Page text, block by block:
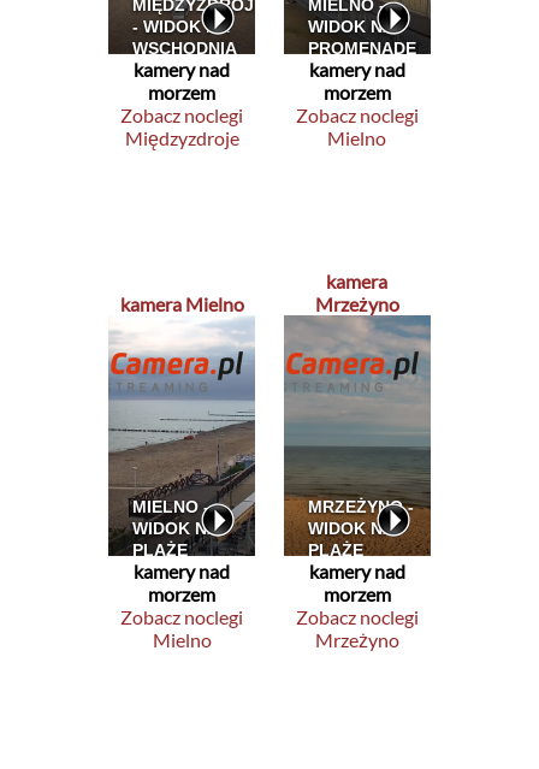
kamery nad
morzem
Zobacz noclegi
Międzyzdroje
kamery nad
morzem
Zobacz noclegi
Mielno
kamera Mielno
kamery nad
morzem
Zobacz noclegi
Mielno
kamera
Mrzeżyno
kamery nad
morzem
Zobacz noclegi
Mrzeżyno